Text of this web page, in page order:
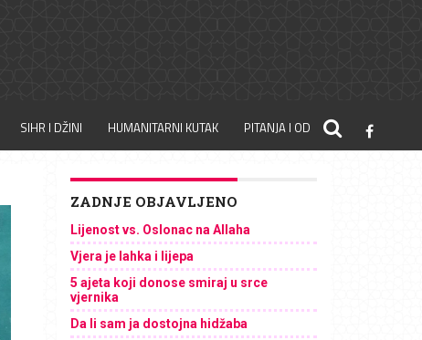
SIHR I DŽINI HUMANITARNI KUTAK PITANJA I ODGOVORI
ZADNJE OBJAVLJENO
Lijenost vs. Oslonac na Allaha
Vjera je lahka i lijepa
5 ajeta koji donose smiraj u srce
vjernika
Da li sam ja dostojna hidžaba